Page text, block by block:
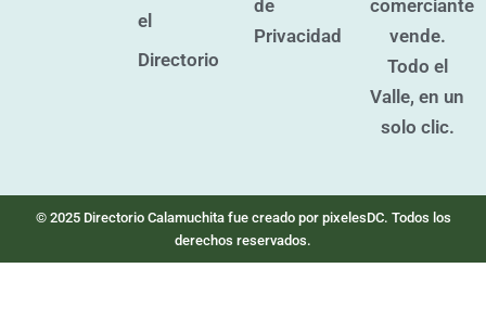
el
Directorio
de
Privacidad
comerciante
vende.
Todo el
Valle, en un
solo clic.
© 2025 Directorio Calamuchita fue creado por pixelesDC. Todos los
derechos reservados.